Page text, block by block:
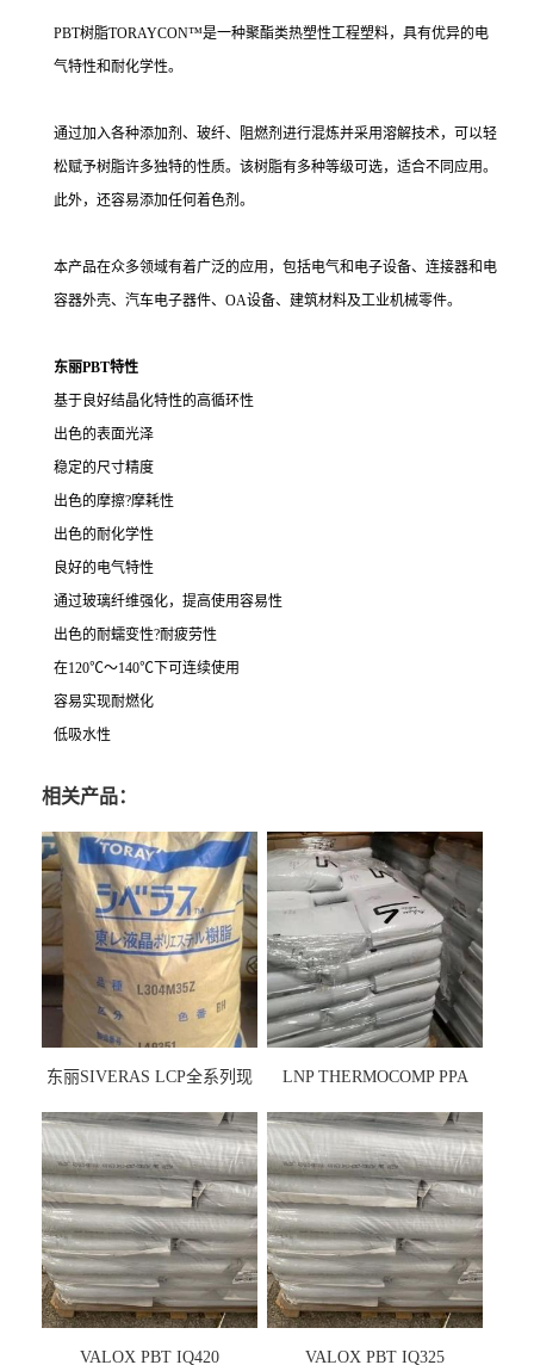
PBT树脂TORAYCON™是一种聚酯类热塑性工程塑料，具有优异的电
气特性和耐化学性。
通过加入各种添加剂、玻纤、阻燃剂进行混炼并采用溶解技术，可以轻
松赋予树脂许多独特的性质。该树脂有多种等级可选，适合不同应用。
此外，还容易添加任何着色剂。
本产品在众多领域有着广泛的应用，包括电气和电子设备、连接器和电
容器外壳、汽车电子器件、OA设备、建筑材料及工业机械零件。
东丽PBT特性
基于良好结晶化特性的高循环性
出色的表面光泽
稳定的尺寸精度
出色的摩擦?摩耗性
出色的耐化学性
良好的电气特性
通过玻璃纤维强化，提高使用容易性
出色的耐蠕变性?耐疲劳性
在120℃～140℃下可连续使用
容易实现耐燃化
低吸水性
相关产品：
东丽SIVERAS LCP全系列现
LNP THERMOCOMP PPA
VALOX PBT IQ420 VALOX PBT IQ325